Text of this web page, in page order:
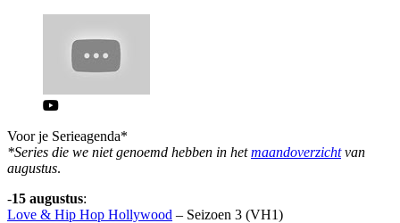
Voor je Serieagenda*
*Series die we niet genoemd hebben in hetmaandoverzichtvan
augustus.
-15 augustus:
Love & Hip Hop Hollywood – Seizoen 3 (VH1)